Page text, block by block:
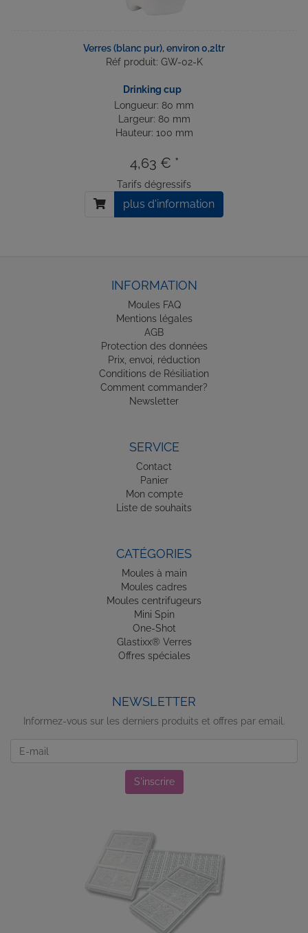
Verres (blanc pur), environ 0,2ltr
Réf produit: GW-02-K
Drinking cup
Longueur: 80 mm
Largeur: 80 mm
Hauteur: 100 mm
4,63 € *
Tarifs dégressifs
plus d'information
INFORMATION
Moules FAQ
Mentions légales
AGB
Protection des données
Prix, envoi, réduction
Conditions de Résiliation
Comment commander?
Newsletter
SERVICE
Contact
Panier
Mon compte
Liste de souhaits
CATÉGORIES
Moules à main
Moules cadres
Moules centrifugeurs
Mini Spin
One-Shot
Glastixx® Verres
Offres spéciales
NEWSLETTER
Informez-vous sur les derniers produits et offres par email.
S'inscrire